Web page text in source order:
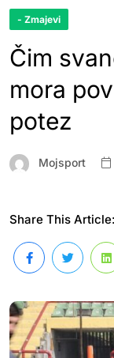
- Zmajevi
Čim
mora
potez
Mojsport
Share This Article: